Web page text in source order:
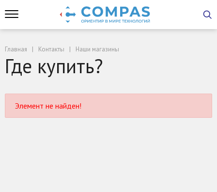
Главная Контакты Наши магазины
Где купить?
Элемент не найден!